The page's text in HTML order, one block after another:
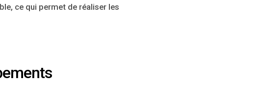
ce qui permet de réaliser les